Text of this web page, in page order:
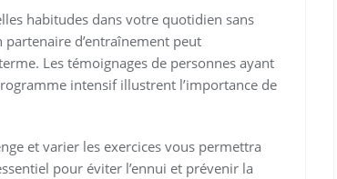
habitudes dans votre quotidien sans
d’entraînement peut
Les témoignages de personnes ayant
intensif illustrent l’importance de
et varier les exercices vous permettra
pour éviter l’ennui et prévenir la